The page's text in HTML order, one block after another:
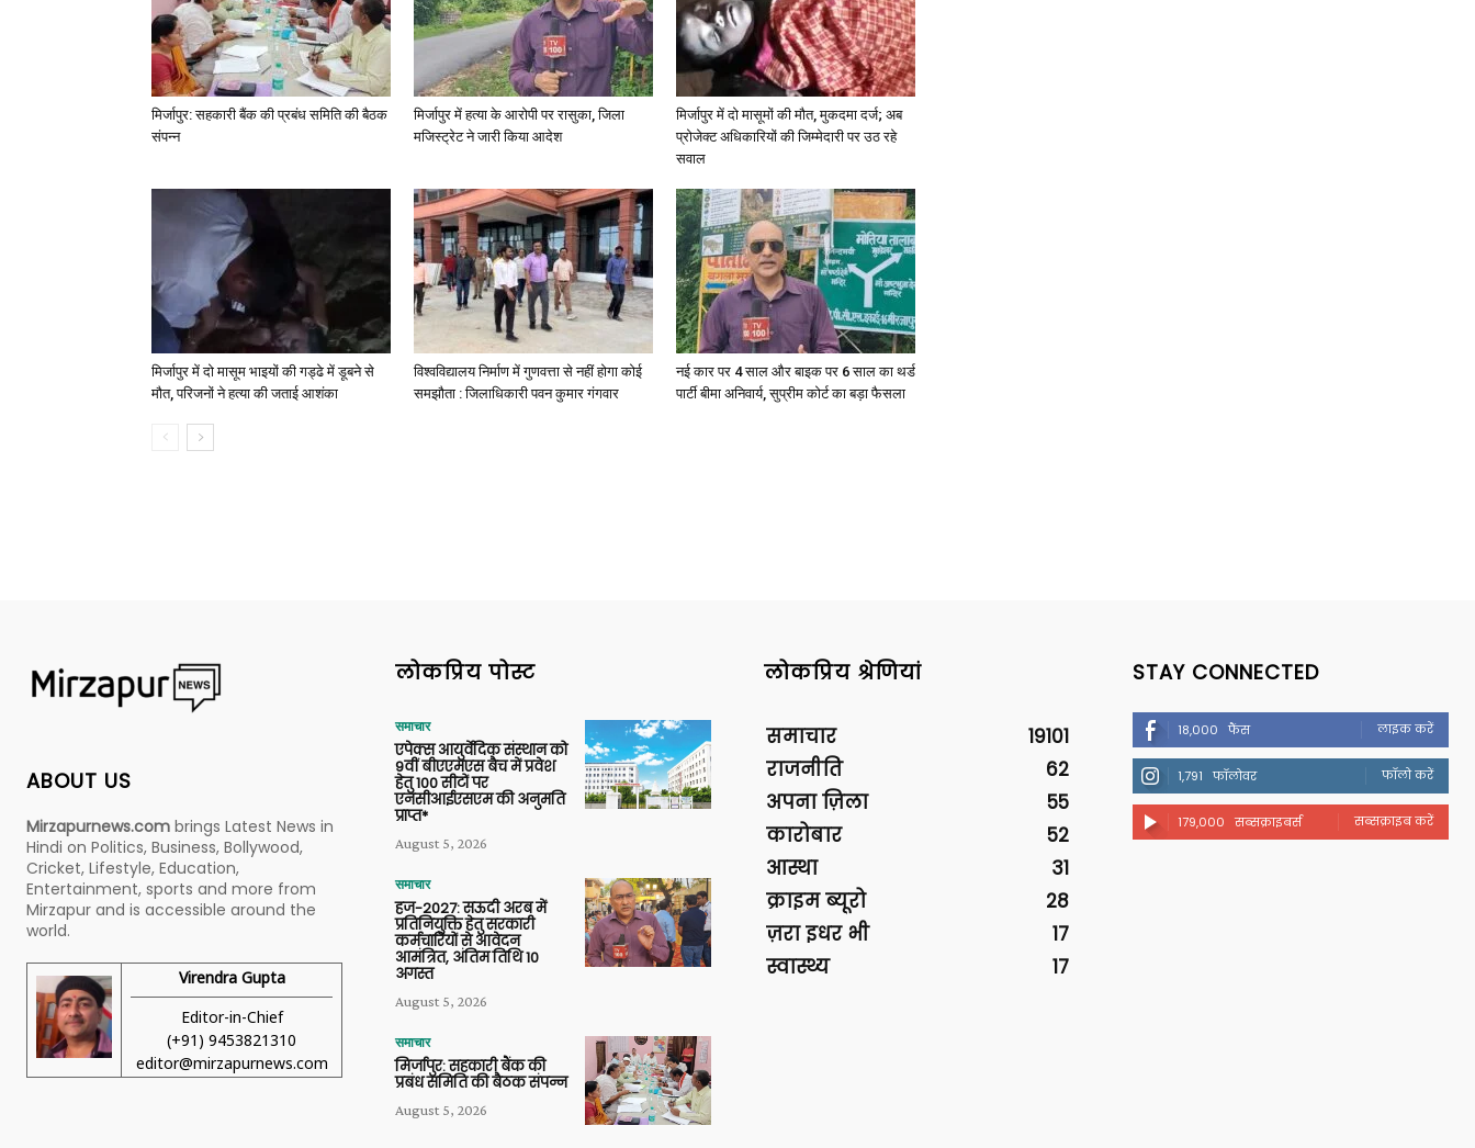
मिर्जापुर: सहकारी बैंक की प्रबंध समिति की बैठक
संपन्न
मिर्जापुर में हत्या के आरोपी पर रासुका, जिला
मजिस्ट्रेट ने जारी किया आदेश
मिर्जापुर में दो मासूमों की मौत, मुकदमा दर्ज; अब
प्रोजेक्ट अधिकारियों की जिम्मेदारी पर उठ रहे
सवाल
मिर्जापुर में दो मासूम भाइयों की गड्ढे में डूबने से
मौत, परिजनों ने हत्या की जताई आशंका
विश्वविद्यालय निर्माण में गुणवत्ता से नहीं होगा कोई
समझौता : जिलाधिकारी पवन कुमार गंगवार
नई कार पर 4 साल और बाइक पर 6 साल का थर्ड
पार्टी बीमा अनिवार्य, सुप्रीम कोर्ट का बड़ा फैसला
ABOUT US
Mirzapurnews.com brings Latest News in
Hindi on Politics, Business, Bollywood,
Cricket, Lifestyle, Education,
Entertainment, sports and more from
Mirzapur and is accessible around the
world.
Virendra Gupta
Editor-in-Chief
(+91) 9453821310
editor@mirzapurnews.com
लोकप्रिय पोस्ट
समाचार
एपेक्स आयुर्वेदिक संस्थान को
9वीं बीएएमएस बैच में प्रवेश
हेतु 100 सीटों पर
एनसीआईएसएम की अनुमति
प्राप्त*
August 5, 2026
समाचार
हज-2027: सऊदी अरब में
प्रतिनियुक्ति हेतु सरकारी
कर्मचारियों से आवेदन
आमंत्रित, अंतिम तिथि 10
अगस्त
August 5, 2026
समाचार
मिर्जापुर: सहकारी बैंक की
प्रबंध समिति की बैठक संपन्न
August 5, 2026
लोकप्रिय श्रेणियां
समाचार
19101
राजनीति
62
अपना ज़िला
55
कारोबार
52
आस्था
31
क्राइम ब्यूरो
28
ज़रा इधर भी
17
स्वास्थ्य
17
STAY CONNECTED
18,000 फैंस लाइक करें
1,791 फॉलोवर फॉलो करें
179,000 सब्सक्राइबर्स सब्सक्राइब करें